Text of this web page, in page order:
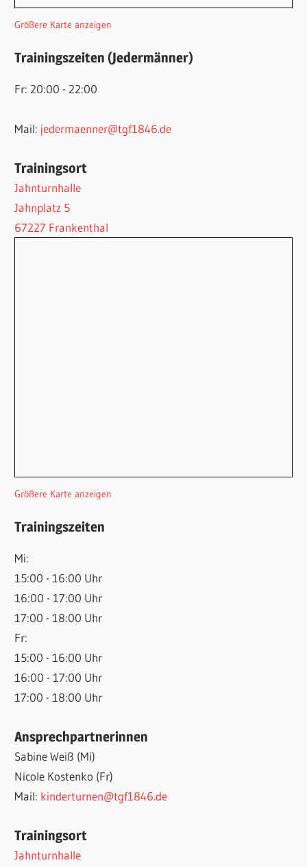
Größere Karte anzeigen
Trainingszeiten (Jedermänner)
Fr: 20:00 - 22:00
Mail: jedermaenner@tgf1846.de
Trainingsort
Jahnturnhalle
Jahnplatz 5
67227 Frankenthal
Größere Karte anzeigen
Trainingszeiten
Mi:
15:00 - 16:00 Uhr
16:00 - 17:00 Uhr
17:00 - 18:00 Uhr
Fr:
15:00 - 16:00 Uhr
16:00 - 17:00 Uhr
17:00 - 18:00 Uhr
Ansprechpartnerinnen
Sabine Weiß (Mi)
Nicole Kostenko (Fr)
Mail: kinderturnen@tgf1846.de
Trainingsort
Jahnturnhalle